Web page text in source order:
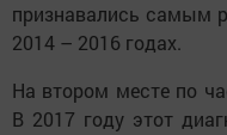
признавались самым
2014 – 2016 годах.
На втором месте по
В 2017 году этот